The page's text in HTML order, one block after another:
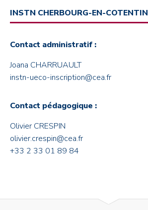
INSTN CHERBOURG-EN-COTENTIN
Contact administratif :
Joana CHARRUAULT
instn-ueco-inscription@cea.fr
Contact pédagogique :
Olivier CRESPIN
olivier.crespin@cea.fr
+33 2 33 01 89 84